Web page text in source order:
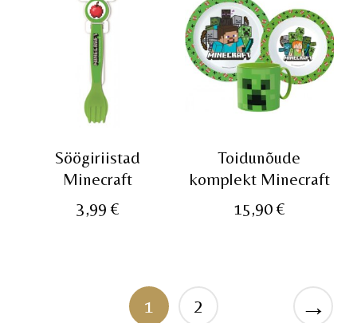
Söögiriistad
Minecraft
3,99 €
Toidunõude
komplekt Minecraft
15,90 €
1 2 →